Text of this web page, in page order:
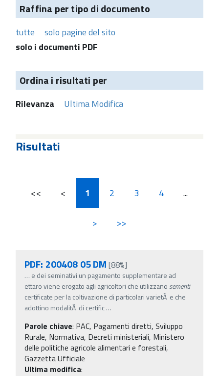
Raffina per tipo di documento
tutte
solo pagine del sito
solo i documenti PDF
Ordina i risultati per
Rilevanza Ultima Modifica
Risultati
<< < 1 2 3 4 ...
> >>
PDF: 200408 05 DM [88%]
… e dei seminativi un pagamento supplementare ad
ettaro viene erogato agli agricoltori che utilizzano sementi
certificate per la coltivazione di particolari varietÃ e che
adottino modalitÃ di certific…
Parole chiave: PAC, Pagamenti diretti, Sviluppo
Rurale, Normativa, Decreti ministeriali, Ministero
delle politiche agricole alimentari e forestali,
Gazzetta Ufficiale
Ultima modifica: